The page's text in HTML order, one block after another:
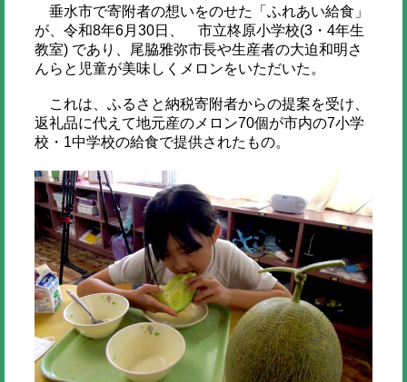
垂水市で寄附者の想いをのせた「ふれあい給食」
が、令和8年6月30日、 市立柊原小学校(3・4年生
教室) であり、尾脇雅弥市長や生産者の大迫和明さ
んらと児童が美味しくメロンをいただいた。
これは、ふるさと納税寄附者からの提案を受け、
返礼品に代えて地元産のメロン70個が市内の7小学
校・1中学校の給食で提供されたもの。